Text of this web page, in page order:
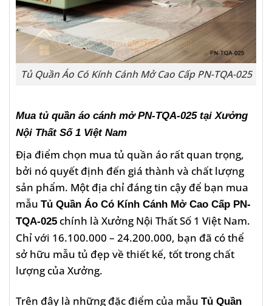
Tủ Quần Áo Có Kính Cánh Mở Cao Cấp PN-TQA-025
Mua tủ quần áo cánh mở PN-TQA-025 tại Xưởng
Nội Thất Số 1 Việt Nam
Địa điểm chọn mua tủ quần áo rất quan trọng,
bởi nó quyết định đến giá thành và chất lượng
sản phẩm. Một địa chỉ đáng tin cậy để bạn mua
mẫu Tủ Quần Áo Có Kính Cánh Mở Cao Cấp PN-
TQA-025 chính là Xưởng Nội Thất Số 1 Việt Nam.
Chỉ với 16.100.000 – 24.200.000, bạn đã có thể
sở hữu mẫu tủ đẹp về thiết kế, tốt trong chất
lượng của Xưởng.
Trên đây là những đặc điểm của mẫu Tủ Quần